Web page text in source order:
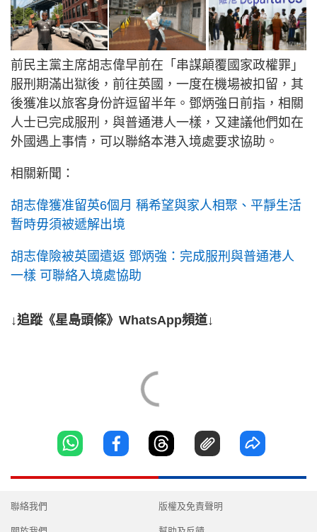
前民主黨主席胡志偉早前在「串謀顛覆國家政權罪」
服刑期滿出獄後，前往英國，一度在機場被扣留，其
後獲准以旅客身份許逗留半年。鄧炳強日前指，相關
人士已完成服刑，與普通港人一樣，又建議他們如在
外國遇上事情，可以聯絡本港入境處要求協助。
相關新聞：
胡志偉獲准留英6個月 稱希望與家人相聚、平靜生活
暫時毋須被遞解出境
胡志偉險被英國遣返 鄧炳強：完成服刑與普通港人
一樣 可聯絡入境處協助
↓追蹤《星島頭條》WhatsApp頻道↓
聯絡我們 版權及免責聲明